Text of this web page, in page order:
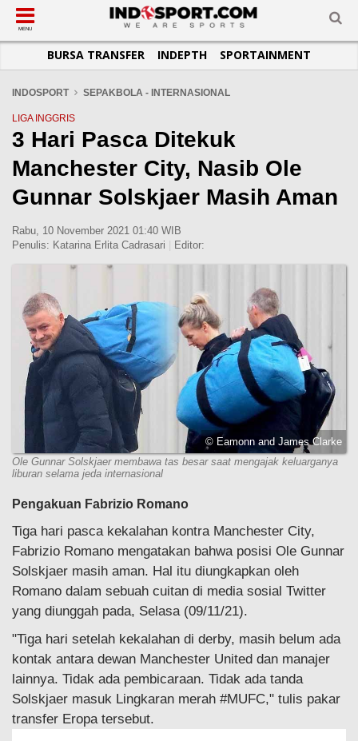
SUB-MENU
SEPAKBOLA
LIGA INGGRIS
LIGA ITALIA
LIGA SPANYOL
LIGA JERMAN
LIGA PRANCIS
LIGA EUROPA
SUB-MENU
SPORTAINMENT
SUB-MENU
OTOMOTIF
OTOMANIA
SUB-MENU
BASKET
FUTSAL
OLIMPIK
E-SPORT
SUB-MENU
JADWAL
SUB-MENU
TOPIK HARI INI
INFOGRAFIS
GALERI FOTO
TEMPAT OLAHRAGA
KOMUNITAS SEHAT
MENU
BURSA TRANSFER INDEPTH SPORTAINMENT
INDOSPORT SEPAKBOLA - INTERNASIONAL
LIGA INGGRIS
3 Hari Pasca Ditekuk
Manchester City, Nasib Ole
Gunnar Solskjaer Masih Aman
Rabu, 10 November 2021 01:40 WIB
Penulis: Katarina Erlita Cadrasari Editor:
© Eamonn and James Clarke
Ole Gunnar Solskjaer membawa tas besar saat mengajak keluarganya
liburan selama jeda internasional
Pengakuan Fabrizio Romano
Tiga hari pasca kekalahan kontra Manchester City,
Fabrizio Romano mengatakan bahwa posisi Ole Gunnar
Solskjaer masih aman. Hal itu diungkapkan oleh
Romano dalam sebuah cuitan di media sosial Twitter
yang diunggah pada, Selasa (09/11/21).
"Tiga hari setelah kekalahan di derby, masih belum ada
kontak antara dewan Manchester United dan manajer
lainnya. Tidak ada pembicaraan. Tidak ada tanda
Solskjaer masuk Lingkaran merah #MUFC," tulis pakar
transfer Eropa tersebut.